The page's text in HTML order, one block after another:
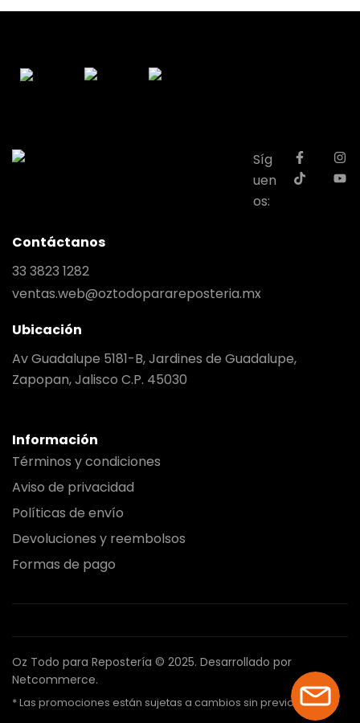
Síg
uen
os:
Contáctanos
33 3823 1282
ventas.web@oztodoparareposteria.mx
Ubicación
Av Guadalupe 5181-B, Jardines de Guadalupe,
Zapopan, Jalisco C.P. 45030
Información
Términos y condiciones
Aviso de privacidad
Políticas de envío
Devoluciones y reembolsos
Formas de pago
Oz Todo para Repostería © 2025. Desarrollado por
Netcommerce.
* Las promociones están sujetas a cambios sin previo aviso.